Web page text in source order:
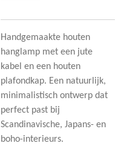
Handgemaakte houten
hanglamp met een jute
kabel en een houten
plafondkap. Een natuurlijk,
minimalistisch ontwerp dat
perfect past bij
Scandinavische, Japans- en
boho-interieurs.